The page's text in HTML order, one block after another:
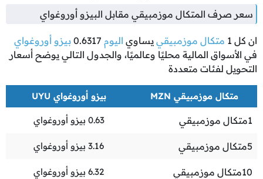
سعر صرف المتكال موزمبيقي مقابل البيزو أوروغواي
ان كل 1 متكال موزمبيقي يساوي اليوم 0.6317 بيزو أوروغواي
في الأسواق المالية محليًا وعالميًا، والجدول التالي يوضح أسعار
التحويل لفئات متعددة
متكال موزمبيقي MZN بيزو أوروغواي UYU
1متكال موزمبيقي 0.63 بيزو أوروغواي
5متكال موزمبيقي 3.16 بيزو أوروغواي
10متكال موزمبيقي 6.32 بيزو أوروغواي